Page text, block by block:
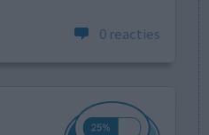
0 reacties